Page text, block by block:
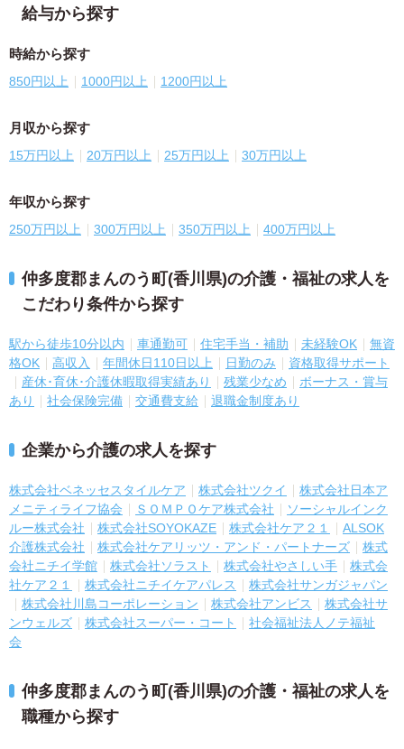
給与から探す
時給から探す
850円以上 1000円以上 1200円以上
月収から探す
15万円以上 20万円以上 25万円以上 30万円以上
年収から探す
250万円以上 300万円以上 350万円以上 400万円以上
仲多度郡まんのう町(香川県)の介護・福祉の求人を
こだわり条件から探す
駅から徒歩10分以内 車通勤可 住宅手当・補助 未経験OK
無資
格OK
高収入 年間休日110日以上 日勤のみ
資格取得サポート
産休･育休･介護休暇取得実績あり
残業少なめ
ボーナス・賞与
あり
社会保険完備 交通費支給 退職金制度あり
企業から介護の求人を探す
株式会社ベネッセスタイルケア 株式会社ツクイ
株式会社日本ア
メニティライフ協会
ＳＯＭＰＯケア株式会社
ソーシャルインク
ルー株式会社
株式会社SOYOKAZE 株式会社ケア２１
ALSOK
介護株式会社
株式会社ケアリッツ・アンド・パートナーズ
株式
会社ニチイ学館
株式会社ソラスト 株式会社やさしい手
株式会
社ケア２１
株式会社ニチイケアパレス
株式会社サンガジャパン
株式会社川島コーポレーション
株式会社アンビス
株式会社サ
ンウェルズ
株式会社スーパー・コート
社会福祉法人ノテ福祉
会
仲多度郡まんのう町(香川県)の介護・福祉の求人を
職種から探す